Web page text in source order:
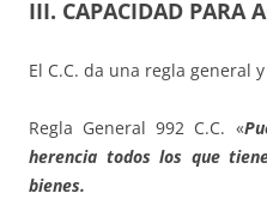
III. CAPACIDAD PARA
El C.C. da una regla general
Regla General 992 C.C. «­­­­
herencia todos los que
bienes.